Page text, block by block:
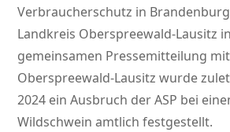
Verbraucherschutz in
Landkreis Oberspreewald-Lausitz
gemeinsamen Pressemitteilung
Oberspreewald-Lausitz wurde
2024 ein Ausbruch der ASP bei
Wildschwein amtlich festgestellt.